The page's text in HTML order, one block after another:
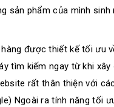
sản phẩm của mình
được thiết kế tối ưu
tìm kiếm ngay từ khi xây
rất thân thiện với
Ngoài ra tính năng tối